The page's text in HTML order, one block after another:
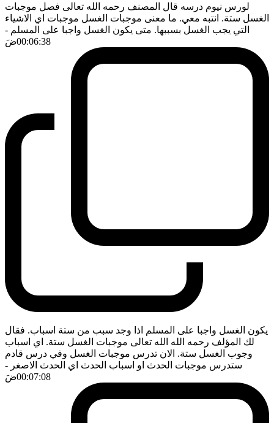
لورس نيوم درسه قال المصنف رحمه الله تعالى فصل موجبات
الغسل ستة. انتبه معي. ما معنى موجبات الغسل موجبات اي الاشياء
التي يجب الغسل بسببها. متى يكون الغسل واجبا على المسلم -
00:06:38ضَ
يكون الغسل واجبا على المسلم اذا وجد سبب من ستة اسباب. فقال
لك المؤلف رحمه الله الله تعالى موجبات الغسل ستة. اي اسباب
وجوب الغسل ستة. الان تدرس موجبات الغسل وفي درس قادم
ستدرس موجبات الحدث او اسباب الحدث اي الحدث الاصغر -
00:07:08ضَ